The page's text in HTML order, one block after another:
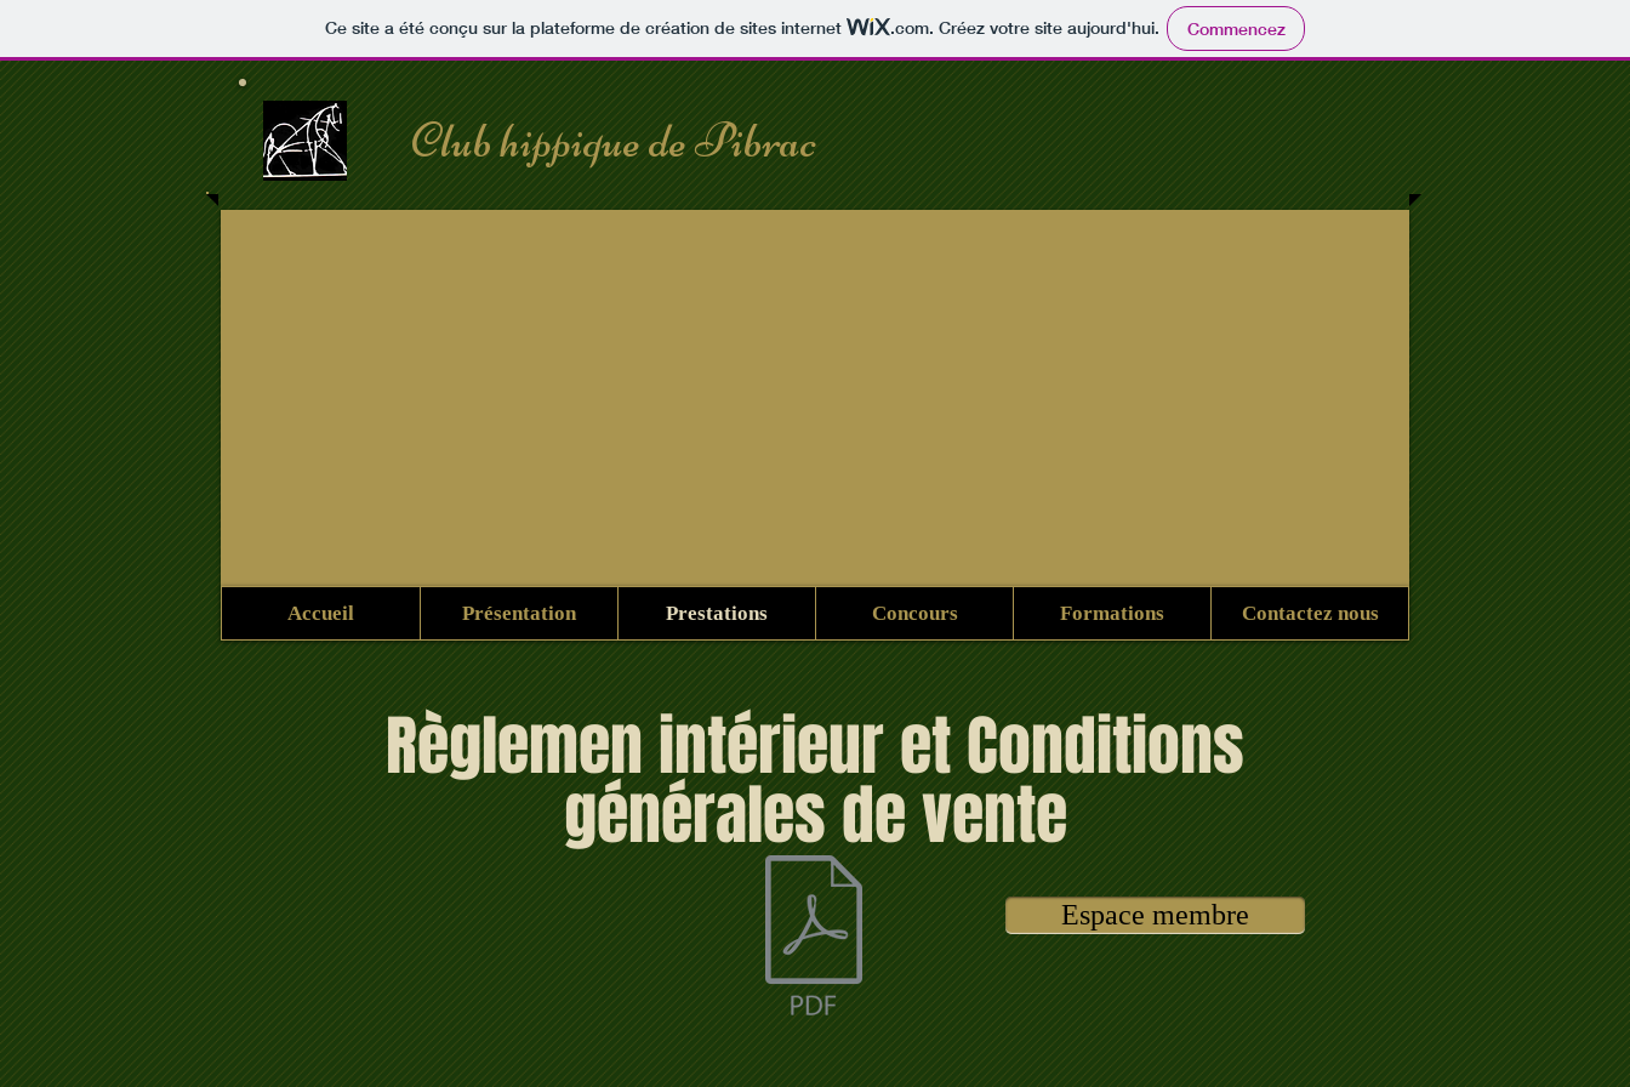
Ce site a été conçu sur la plateforme de création de sites internet .com. Créez votre site aujourd'hui. Commencez
Club hippique de Pibrac
Accueil Présentation Prestations Concours Formations Contactez nous
Règlemen intérieur et Conditions
générales de vente
Espace membre